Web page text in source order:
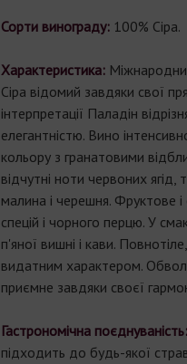
Сорти винограду:100% Сіра.
Характеристика:
Сіра відомий завдяки свої
інтерпретації Паладін
елегантністю. Вино
кольору з гранатовими
відчутні ноти червоних ягід,
малина і черешня. Фруктове
спецій і чорного перцю. У
п'яної вишні і кави.
видатним характером.
приємне завдяки своєї
Гастрономічна
підходить до будь-якої